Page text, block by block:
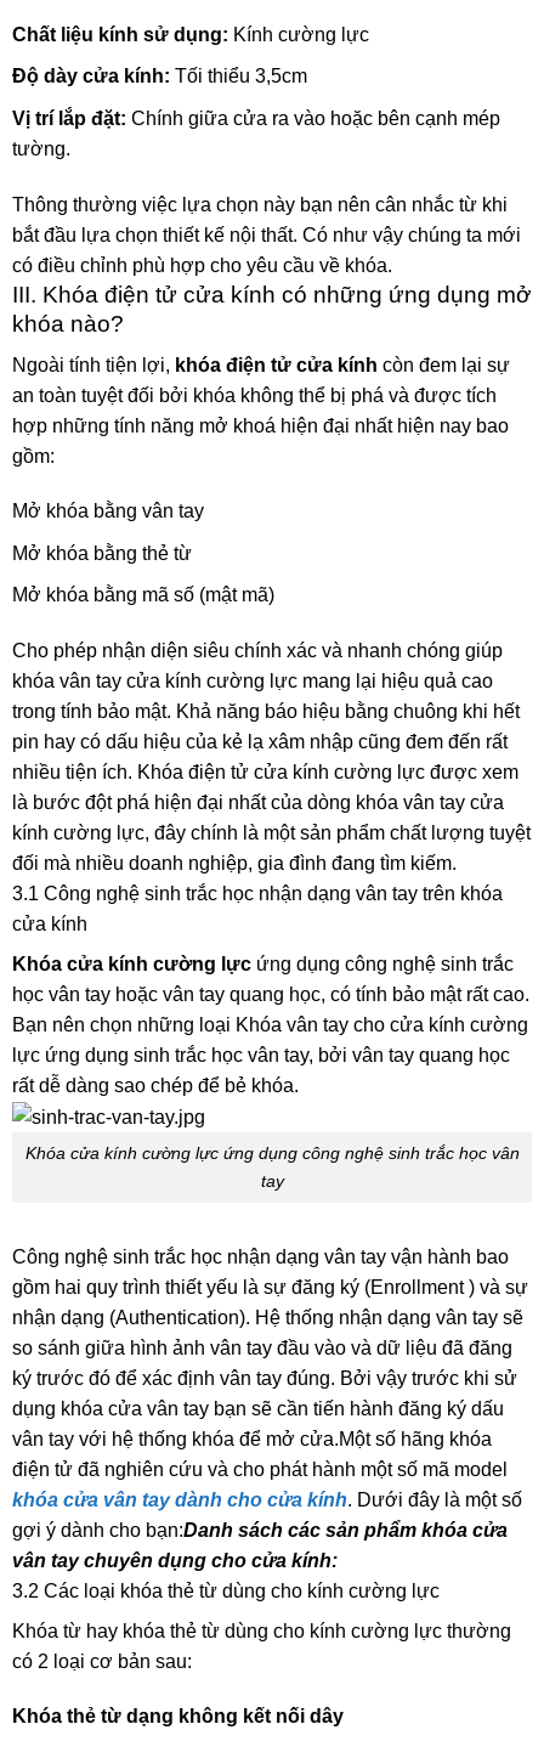
Chất liệu kính sử dụng: Kính cường lực
Độ dày cửa kính: Tối thiểu 3,5cm
Vị trí lắp đặt: Chính giữa cửa ra vào hoặc bên cạnh mép
tường.
Thông thường việc lựa chọn này bạn nên cân nhắc từ khi
bắt đầu lựa chọn thiết kế nội thất. Có như vậy chúng ta mới
có điều chỉnh phù hợp cho yêu cầu về khóa.
III. Khóa điện tử cửa kính có những ứng dụng mở
khóa nào?
Ngoài tính tiện lợi, khóa điện tử cửa kính còn đem lại sự
an toàn tuyệt đối bởi khóa không thể bị phá và được tích
hợp những tính năng mở khoá hiện đại nhất hiện nay bao
gồm:
Mở khóa bằng vân tay
Mở khóa bằng thẻ từ
Mở khóa bằng mã số (mật mã)
Cho phép nhận diện siêu chính xác và nhanh chóng giúp
khóa vân tay cửa kính cường lực mang lại hiệu quả cao
trong tính bảo mật. Khả năng báo hiệu bằng chuông khi hết
pin hay có dấu hiệu của kẻ lạ xâm nhập cũng đem đến rất
nhiều tiện ích. Khóa điện tử cửa kính cường lực được xem
là bước đột phá hiện đại nhất của dòng khóa vân tay cửa
kính cường lực, đây chính là một sản phẩm chất lượng tuyệt
đối mà nhiều doanh nghiệp, gia đình đang tìm kiếm.
3.1 Công nghệ sinh trắc học nhận dạng vân tay trên khóa
cửa kính
Khóa cửa kính cường lực ứng dụng công nghệ sinh trắc
học vân tay hoặc vân tay quang học, có tính bảo mật rất cao.
Bạn nên chọn những loại Khóa vân tay cho cửa kính cường
lực ứng dụng sinh trắc học vân tay, bởi vân tay quang học
rất dễ dàng sao chép để bẻ khóa.
Khóa cửa kính cường lực ứng dụng công nghệ sinh trắc học vân
tay
Công nghệ sinh trắc học nhận dạng vân tay vận hành bao
gồm hai quy trình thiết yếu là sự đăng ký (Enrollment) và sự
nhận dạng (Authentication). Hệ thống nhận dạng vân tay sẽ
so sánh giữa hình ảnh vân tay đầu vào và dữ liệu đã đăng
ký trước đó để xác định vân tay đúng. Bởi vậy trước khi sử
dụng khóa cửa vân tay bạn sẽ cần tiến hành đăng ký dấu
vân tay với hệ thống khóa để mở cửa.Một số hãng khóa
điện tử đã nghiên cứu và cho phát hành một số mã model
khóa cửa vân tay dành cho cửa kính. Dưới đây là một số
gợi ý dành cho bạn:Danh sách các sản phẩm khóa cửa
vân tay chuyên dụng cho cửa kính:
3.2 Các loại khóa thẻ từ dùng cho kính cường lực
Khóa từ hay khóa thẻ từ dùng cho kính cường lực thường
có 2 loại cơ bản sau:
Khóa thẻ từ dạng không kết nối dây